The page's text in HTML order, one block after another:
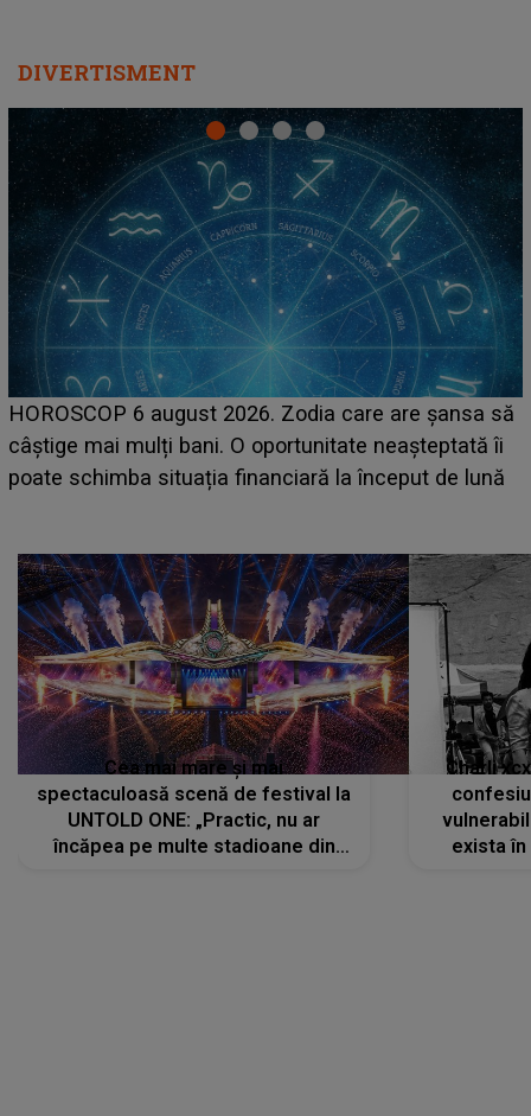
DIVERTISMENT
LINE-UP UNTOLD ONE, prima zi. Cine sunt artiștii
care deschid festivalul și de la ce ore au loc cele mai
așteptate concerte pe scena principală?
Cea mai mare și mai
spectaculoasă scenă de festival la
UNTOLD ONE: „Practic, nu ar
încăpea pe multe stadioane din
Charli
exista